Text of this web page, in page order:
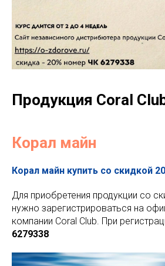
Продукция Coral
Корал майн
Корал майн купить со скидкой
Для приобретения продукции со
нужно зарегистрироваться на
компании Coral Club. При
6279338